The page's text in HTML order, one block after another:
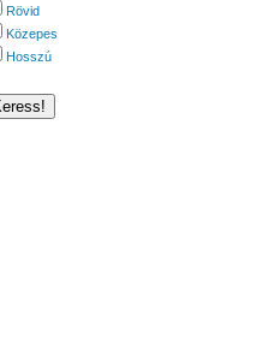
Rövid
Közepes
Hosszú